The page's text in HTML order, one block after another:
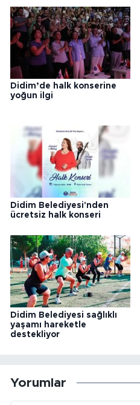
Didim’de halk konserine
yoğun ilgi
Didim Belediyesi'nden
ücretsiz halk konseri
Didim Belediyesi sağlıklı
yaşamı hareketle
destekliyor
Yorumlar